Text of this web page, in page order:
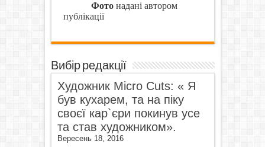
Фото надані автором
публікації
Вибір редакції
Художник Micro Cuts: « Я
був кухарем, та на піку
своєї кар`єри покинув усе
та став художником».
Вересень 18, 2016